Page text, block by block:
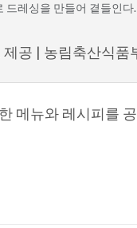
드레싱을 만들어 곁들인다.
제공 | 농림축산식품
메뉴와 레시피를